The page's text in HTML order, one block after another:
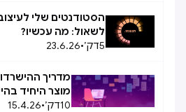
הסטודנטים שלי
לשאול: מה עכשיו?
5דק׳•
23.6.26
מדריך
מוצר היחיד
10דק׳•
15.4.26